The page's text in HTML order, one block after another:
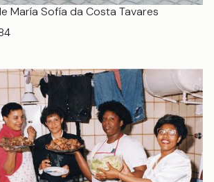
María Sofía da Costa Tavares